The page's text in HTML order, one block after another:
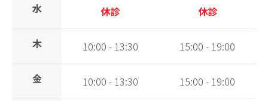
水 休診 休診
木 10:00 - 13:30 15:00 - 19:00
金 10:00 - 13:30 15:00 - 19:00